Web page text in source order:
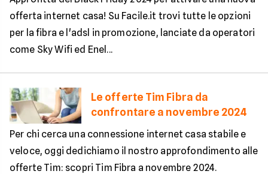
offerta internet casa! Su Facile.it trovi tutte le opzioni
per la fibra e l'adsl in promozione, lanciate da operatori
come Sky Wifi ed Enel...
Le offerte Tim Fibra da
confrontare a novembre 2024
Per chi cerca una connessione internet casa stabile e
veloce, oggi dedichiamo il nostro approfondimento alle
offerte Tim: scopri Tim Fibra a novembre 2024.